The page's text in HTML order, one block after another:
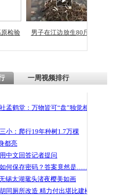
检验
男子在江边放生80斤蛇
一周视频排行
孟鹤堂：万物皆可“盘”独觉相声
小：爬行19年种树1.7万棵
都亮
中文回答记者提问
何保存密码？答案竟然是……
锡太湖鼋头渚夜樱美如画
同厕所改造 精力付出堪比建楼